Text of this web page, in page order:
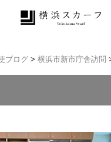
ブログ> 横浜市新市庁舎訪問